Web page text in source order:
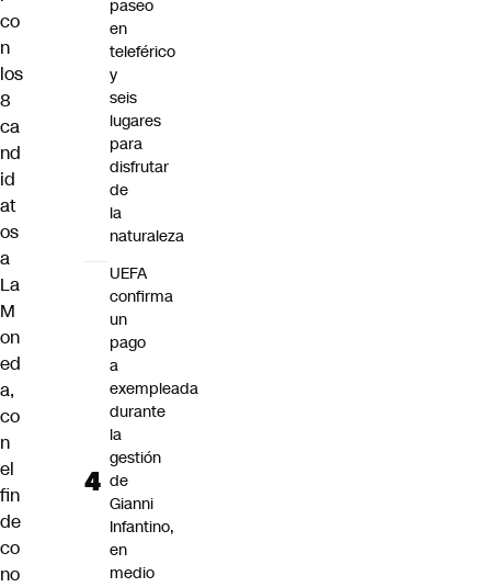
co
n
los
8
ca
nd
id
at
os
a
La
M
on
ed
a,
co
n
el
fin
de
co
no
paseo
en
teleférico
y
seis
lugares
para
disfrutar
de
la
naturaleza
UEFA
confirma
un
pago
a
exempleada
durante
la
gestión
de
Gianni
Infantino,
en
medio